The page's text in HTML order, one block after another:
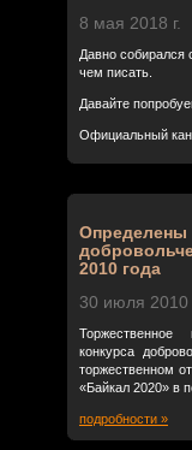
8 мая 2018 г.
Давно собирался
чем писать.
Давайте
Официальный
Определены
2010 года
30 июля 2010
Торжественное
конкурса
торжественном
«Байкал 2020» в
подробности »